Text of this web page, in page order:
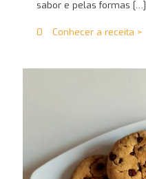
sabor e pelas formas […]
0 Conhecer a receita >